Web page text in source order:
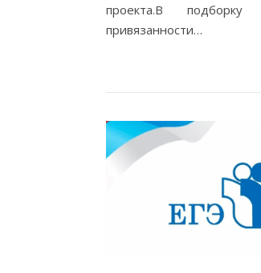
проекта.В подборку
привязанности…